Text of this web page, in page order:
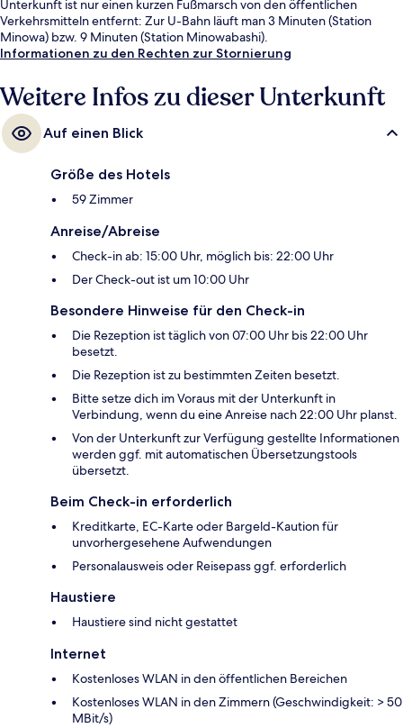
Unterkunft ist nur einen kurzen Fußmarsch von den öffentlichen
Verkehrsmitteln entfernt: Zur U-Bahn läuft man 3 Minuten (Station
Minowa) bzw. 9 Minuten (Station Minowabashi).
Informationen zu den Rechten zur Stornierung
Weitere Infos zu dieser Unterkunft
Auf einen Blick
Größe des Hotels
59 Zimmer
Anreise/Abreise
Check-in ab: 15:00 Uhr, möglich bis: 22:00 Uhr
Der Check-out ist um 10:00 Uhr
Besondere Hinweise für den Check-in
Die Rezeption ist täglich von 07:00 Uhr bis 22:00 Uhr
besetzt.
Die Rezeption ist zu bestimmten Zeiten besetzt.
Bitte setze dich im Voraus mit der Unterkunft in
Verbindung, wenn du eine Anreise nach 22:00 Uhr planst.
Von der Unterkunft zur Verfügung gestellte Informationen
werden ggf. mit automatischen Übersetzungstools
übersetzt.
Beim Check-in erforderlich
Kreditkarte, EC-Karte oder Bargeld-Kaution für
unvorhergesehene Aufwendungen
Personalausweis oder Reisepass ggf. erforderlich
Haustiere
Haustiere sind nicht gestattet
Internet
Kostenloses WLAN in den öffentlichen Bereichen
Kostenloses WLAN in den Zimmern (Geschwindigkeit: > 50
MBit/s)